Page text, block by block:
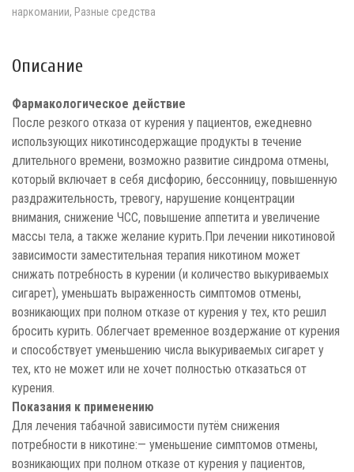
наркомании, Разные средства
Описание
Фармакологическое действие
После резкого отказа от курения у пациентов, ежедневно
использующих никотинсодержащие продукты в течение
длительного времени, возможно развитие синдрома отмены,
который включает в себя дисфорию, бессонницу, повышенную
раздражительность, тревогу, нарушение концентрации
внимания, снижение ЧСС, повышение аппетита и увеличение
массы тела, а также желание курить.При лечении никотиновой
зависимости заместительная терапия никотином может
снижать потребность в курении (и количество выкуриваемых
сигарет), уменьшать выраженность симптомов отмены,
возникающих при полном отказе от курения у тех, кто решил
бросить курить. Облегчает временное воздержание от курения
и способствует уменьшению числа выкуриваемых сигарет у
тех, кто не может или не хочет полностью отказаться от
курения.
Показания к применению
Для лечения табачной зависимости путём снижения
потребности в никотине:— уменьшение симптомов отмены,
возникающих при полном отказе от курения у пациентов,